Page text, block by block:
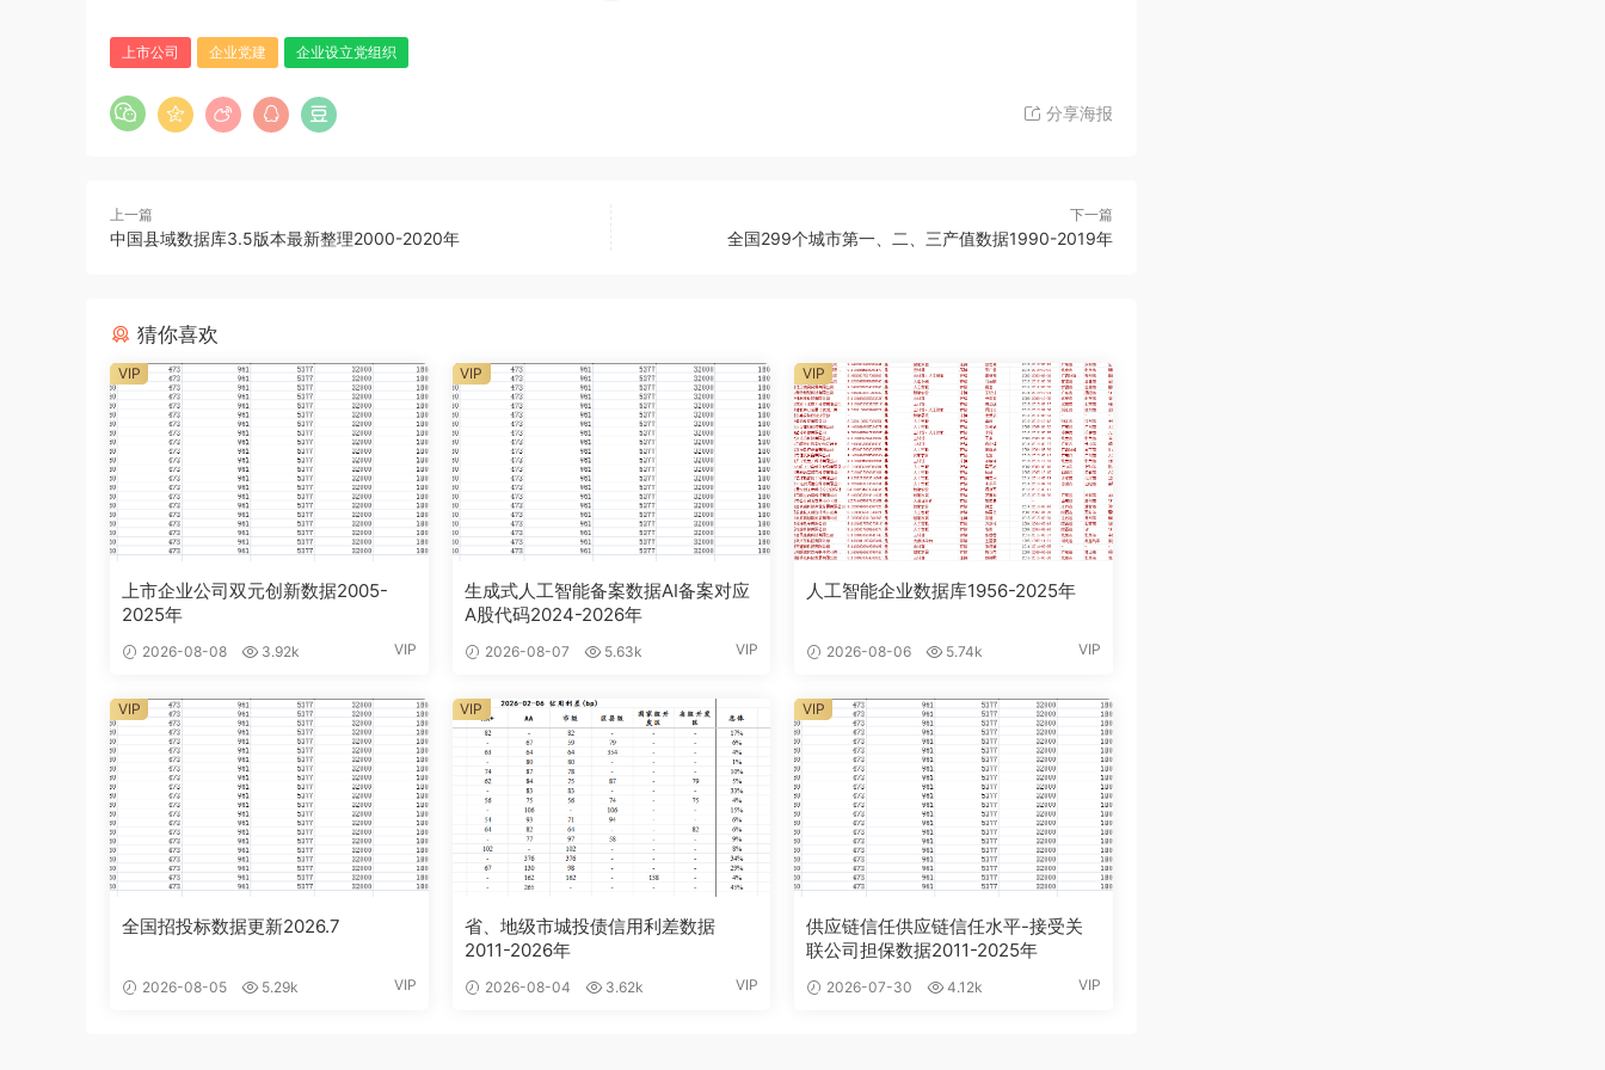
上市公司 企业党建 企业设立党组织
分享海报
上一篇
中国县域数据库3.5版本最新整理2000-2020年
下一篇
全国299个城市第一、二、三产值数据1990-2019年
猜你喜欢
上市企业公司双元创新数据2005-
2025年
2026-08-08 3.92k VIP
VIP
生成式人工智能备案数据AI备案对应
A股代码2024-2026年
2026-08-07 5.63k VIP
VIP
人工智能企业数据库1956-2025年
2026-08-06 5.74k VIP
VIP
全国招投标数据更新2026.7
2026-08-05 5.29k VIP
VIP
省、地级市城投债信用利差数据
2011-2026年
2026-08-04 3.62k VIP
VIP
供应链信任供应链信任水平-接受关
联公司担保数据2011-2025年
2026-07-30 4.12k VIP
VIP